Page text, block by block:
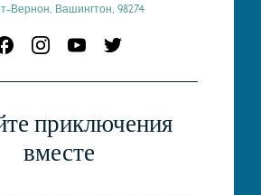
приключения
вместе
Вернон, Вашингтон, 98274